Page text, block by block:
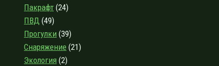
Пакрафт (24)
ПВД (49)
Прогулки (39)
Снаряжение (21)
Экология (2)